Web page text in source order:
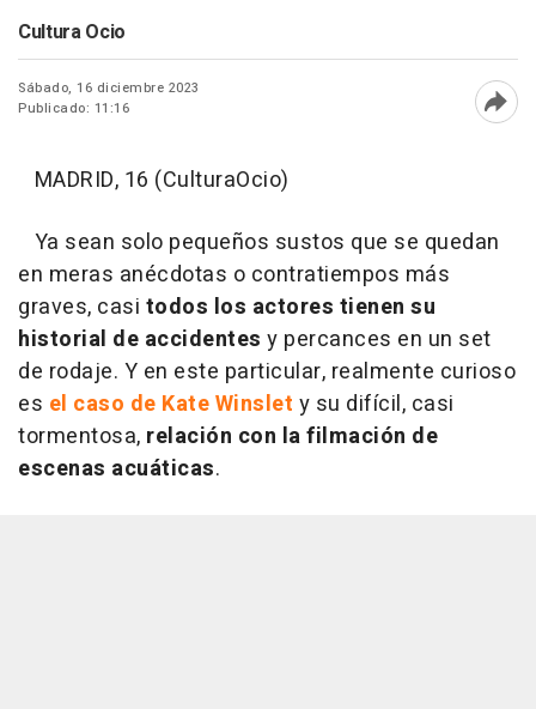
Cultura Ocio
Sábado, 16 diciembre 2023
Publicado: 11:16
MADRID, 16 (CulturaOcio)
Ya sean solo pequeños sustos que se quedan
en meras anécdotas o contratiempos más
graves, casi todos los actores tienen su
historial de accidentes y percances en un set
de rodaje. Y en este particular, realmente curioso
es el caso de Kate Winslet y su difícil, casi
tormentosa, relación con la filmación de
escenas acuáticas.